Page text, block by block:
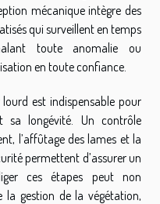
mécanique intègre des
qui surveillent en temps
toute anomalie ou
en toute confiance.
lourd est indispensable pour
sa longévité. Un contrôle
l’affûtage des lames et la
permettent d’assurer un
ces étapes peut non
la gestion de la végétation,